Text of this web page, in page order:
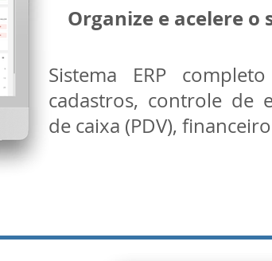
Organize e acelere o
Sistema ERP
cadastros, controle de
de caixa (PDV),